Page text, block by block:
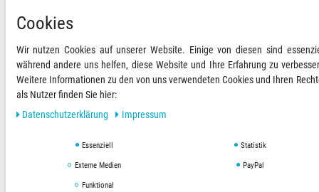
RECHNUNG
Versandoptionen Social Media
Copyright © 2019 Hygienical. Alle Rechte vorbehalten.
Cookies
Wir nutzen Cookies auf unserer Website. Einige von diesen sind
während andere uns helfen, diese Website und Ihre Erfahrung zu
Weitere Informationen zu den von uns verwendeten Cookies und Ihren
als Nutzer finden Sie hier:
Daten­schutz­erklärung
Impressum
Essenziell Statistik
Externe Medien PayPal
Funktional